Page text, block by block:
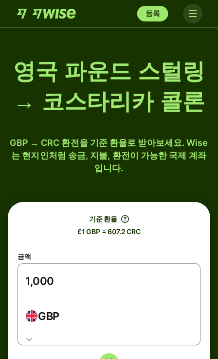
등록
영국 파운드 스털링
→ 코스타리카 콜론
GBP → CRC 환전을 기준 환율로 받아보세요. Wise
는 현지인처럼 송금, 지불, 환전이 가능한 국제 계좌
입니다.
기준 환율
£1 GBP = 607.2 CRC
금액
GBP